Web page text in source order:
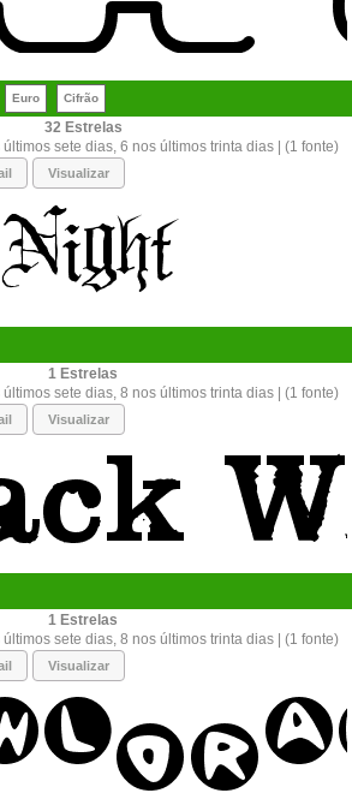
Euro Cifrão
32
sete dias, 6 nos últimos trinta dias | (1 fonte)
Visualizar
1
sete dias, 8 nos últimos trinta dias | (1 fonte)
Visualizar
1
sete dias, 8 nos últimos trinta dias | (1 fonte)
Visualizar